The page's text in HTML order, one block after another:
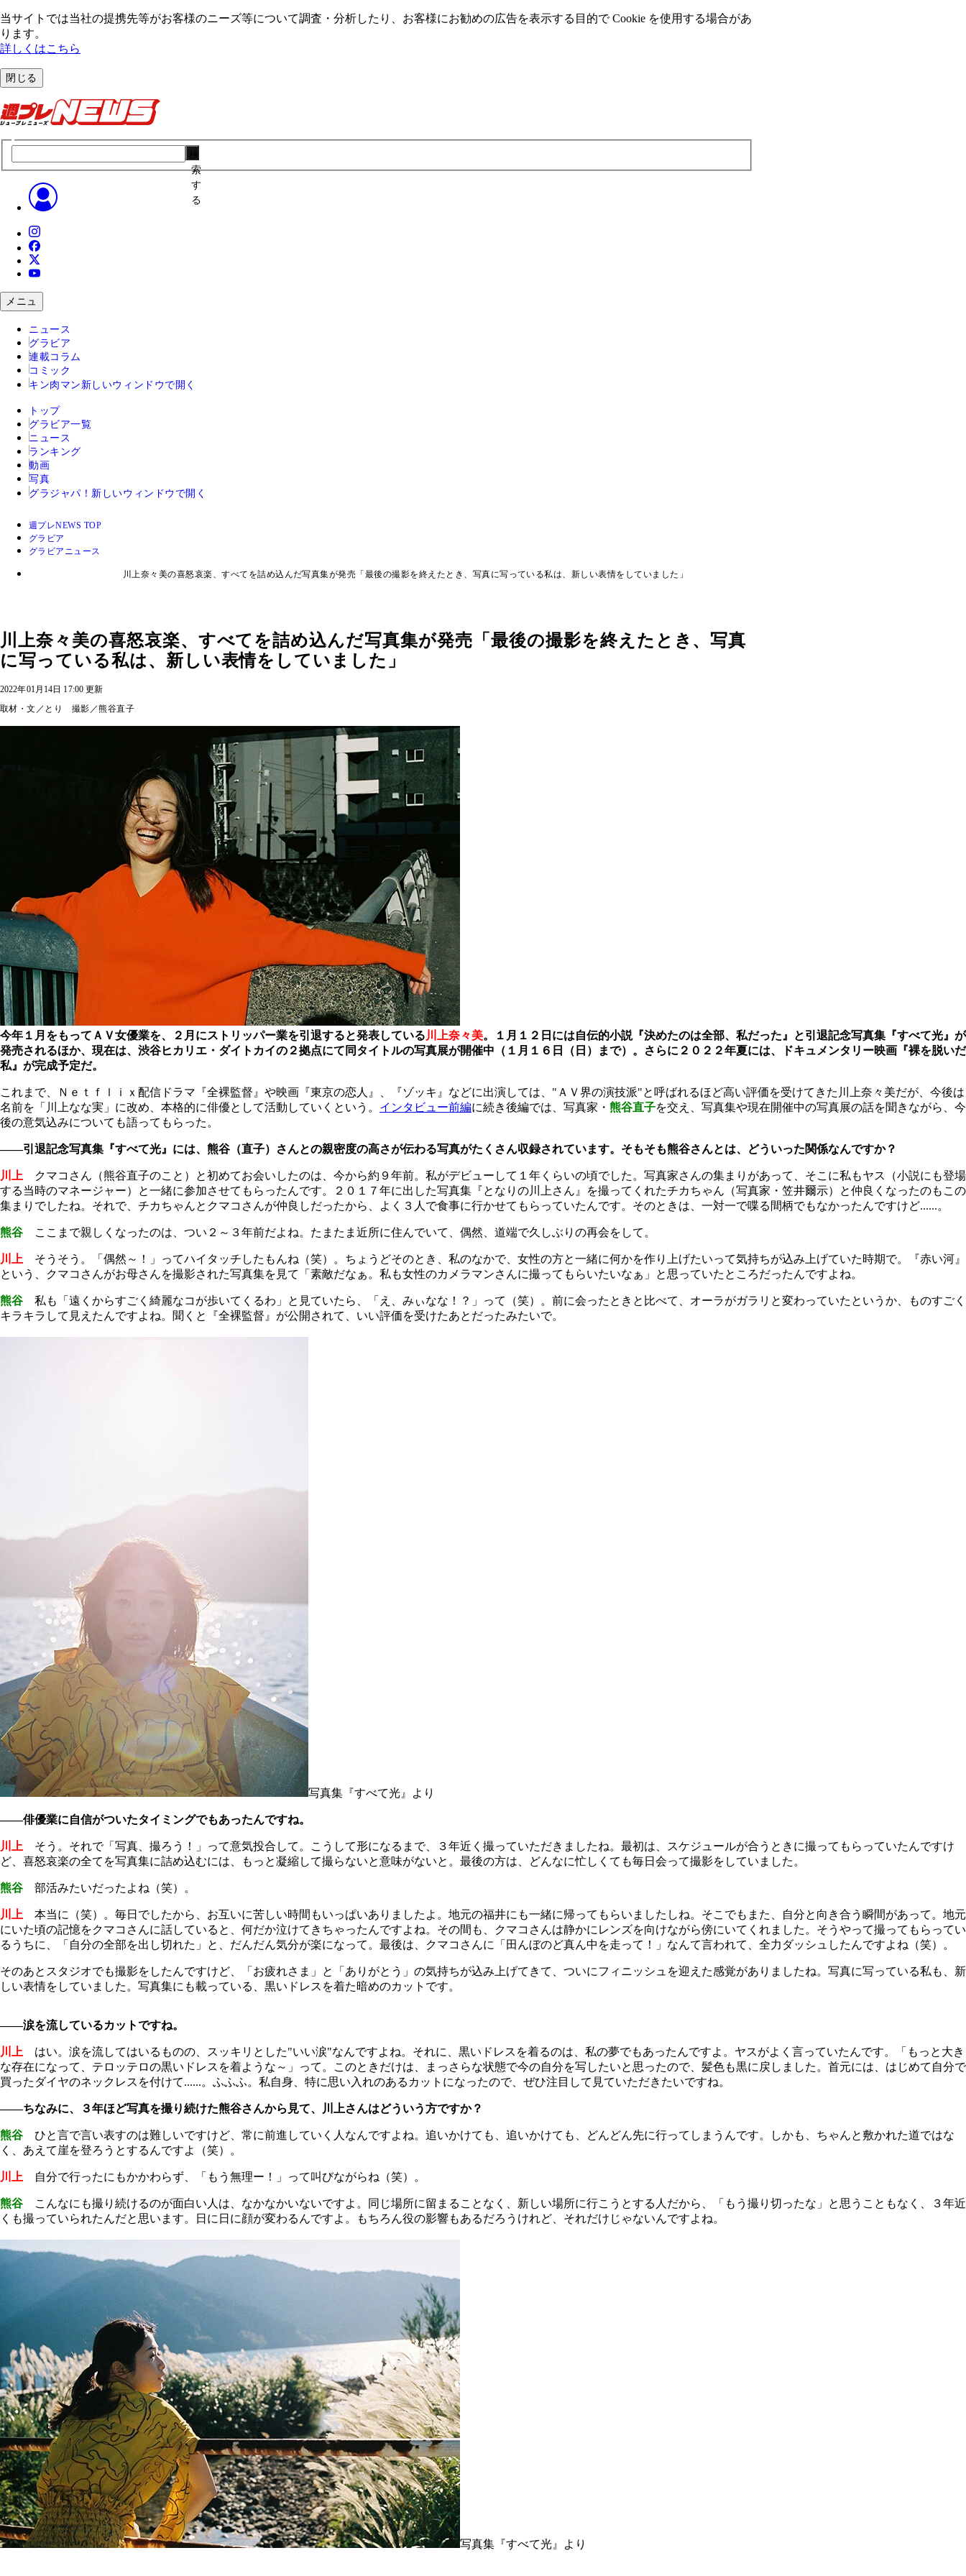
当サイトでは当社の提携先等がお客様のニーズ等について調査・分析したり、お客様にお勧めの広告を表⽰する⽬的で Cookie を使⽤する場合があ
ります。
詳しくはこちら
閉じる
索
す
る
メニュ
ニュース
グラビア
連載コラム
コミック
キン肉マン 新しいウィンドウで開く
トップ
グラビア一覧
ニュース
ランキング
動画
写真
グラジャパ！ 新しいウィンドウで開く
週プレNEWS TOP
グラビア
グラビアニュース
川上奈々美の喜怒哀楽、すべてを詰め込んだ写真集が発売「最後の撮影を終えたとき、写真に写っている私は、新しい表情をしていました」
川上奈々美の喜怒哀楽、すべてを詰め込んだ写真集が発売「最後の撮影を終えたとき、写真
に写っている私は、新しい表情をしていました」
2022年01月14日 17:00 更新
取材・文／とり 撮影／熊谷直子
今年１月をもってＡＶ女優業を、２月にストリッパー業を引退すると発表している 川上奈々美。１月１２日には自伝的小説『決めたのは全部、私だった』と引退記念写真集『すべて光』が
発売されるほか、現在は、渋谷ヒカリエ・ダイトカイの２拠点にて同タイトルの写真展が開催中（１月１６日（日）まで）。さらに２０２２年夏には、ドキュメンタリー映画『裸を脱いだ
私』が完成予定だ。
これまで、Ｎｅｔｆｌｉｘ配信ドラマ『全裸監督』や映画『東京の恋人』、『ゾッキ』などに出演しては、"ＡＶ界の演技派"と呼ばれるほど高い評価を受けてきた川上奈々美だが、今後は
名前を「川上なな実」に改め、本格的に俳優として活動していくという。 インタビュー前編に続き後編では、写真家・ 熊谷直子を交え、写真集や現在開催中の写真展の話を聞きながら、今
後の意気込みについても語ってもらった。
――引退記念写真集『すべて光』には、熊谷（直子）さんとの親密度の高さが伝わる写真がたくさん収録されています。そもそも熊谷さんとは、どういった関係なんですか？
川上 クマコさん（熊谷直子のこと）と初めてお会いしたのは、今から約９年前。私がデビューして１年くらいの頃でした。写真家さんの集まりがあって、そこに私もヤス（小説にも登場
する当時のマネージャー）と一緒に参加させてもらったんです。２０１７年に出した写真集『となりの川上さん』を撮ってくれたチカちゃん（写真家・笠井爾示）と仲良くなったのもこの
集まりでしたね。それで、チカちゃんとクマコさんが仲良しだったから、よく３人で食事に行かせてもらっていたんです。そのときは、一対一で喋る間柄でもなかったんですけど......。
熊谷 ここまで親しくなったのは、つい２～３年前だよね。たまたま近所に住んでいて、偶然、道端で久しぶりの再会をして。
川上 そうそう。「偶然～！」ってハイタッチしたもんね（笑）。ちょうどそのとき、私のなかで、女性の方と一緒に何かを作り上げたいって気持ちが込み上げていた時期で。『赤い河』
という、クマコさんがお母さんを撮影された写真集を見て「素敵だなぁ。私も女性のカメラマンさんに撮ってもらいたいなぁ」と思っていたところだったんですよね。
熊谷 私も「遠くからすごく綺麗なコが歩いてくるわ」と見ていたら、「え、みぃなな！？」って（笑）。前に会ったときと比べて、オーラがガラリと変わっていたというか、ものすごく
キラキラして見えたんですよね。聞くと『全裸監督』が公開されて、いい評価を受けたあとだったみたいで。
写真集『すべて光』より
――俳優業に自信がついたタイミングでもあったんですね。
川上 そう。それで「写真、撮ろう！」って意気投合して。こうして形になるまで、３年近く撮っていただきましたね。最初は、スケジュールが合うときに撮ってもらっていたんですけ
ど、喜怒哀楽の全てを写真集に詰め込むには、もっと凝縮して撮らないと意味がないと。最後の方は、どんなに忙しくても毎日会って撮影をしていました。
熊谷 部活みたいだったよね（笑）。
川上 本当に（笑）。毎日でしたから、お互いに苦しい時間もいっぱいありましたよ。地元の福井にも一緒に帰ってもらいましたしね。そこでもまた、自分と向き合う瞬間があって。地元
にいた頃の記憶をクマコさんに話していると、何だか泣けてきちゃったんですよね。その間も、クマコさんは静かにレンズを向けながら傍にいてくれました。そうやって撮ってもらってい
るうちに、「自分の全部を出し切れた」と、だんだん気分が楽になって。最後は、クマコさんに「田んぼのど真ん中を走って！」なんて言われて、全力ダッシュしたんですよね（笑）。
そのあとスタジオでも撮影をしたんですけど、「お疲れさま」と「ありがとう」の気持ちが込み上げてきて、ついにフィニッシュを迎えた感覚がありましたね。写真に写っている私も、新
しい表情をしていました。写真集にも載っている、黒いドレスを着た暗めのカットです。
――涙を流しているカットですね。
川上 はい。涙を流してはいるものの、スッキリとした"いい涙"なんですよね。それに、黒いドレスを着るのは、私の夢でもあったんですよ。ヤスがよく言っていたんです。「もっと大き
な存在になって、テロッテロの黒いドレスを着ような～」って。このときだけは、まっさらな状態で今の自分を写したいと思ったので、髪色も黒に戻しました。首元には、はじめて自分で
買ったダイヤのネックレスを付けて......。ふふふ。私自身、特に思い入れのあるカットになったので、ぜひ注目して見ていただきたいですね。
――ちなみに、３年ほど写真を撮り続けた熊谷さんから見て、川上さんはどういう方ですか？
熊谷 ひと言で言い表すのは難しいですけど、常に前進していく人なんですよね。追いかけても、追いかけても、どんどん先に行ってしまうんです。しかも、ちゃんと敷かれた道ではな
く、あえて崖を登ろうとするんですよ（笑）。
川上 自分で行ったにもかかわらず、「もう無理ー！」って叫びながらね（笑）。
熊谷 こんなにも撮り続けるのが面白い人は、なかなかいないですよ。同じ場所に留まることなく、新しい場所に行こうとする人だから、「もう撮り切ったな」と思うこともなく、３年近
くも撮っていられたんだと思います。日に日に顔が変わるんですよ。もちろん役の影響もあるだろうけれど、それだけじゃないんですよね。
写真集『すべて光』より